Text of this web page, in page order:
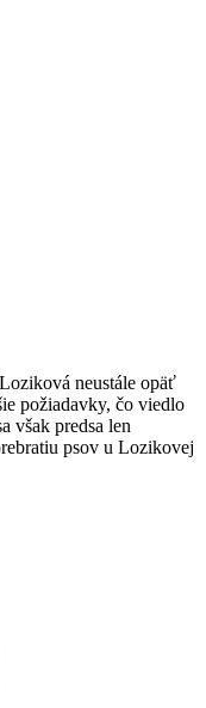
neustále opäť
požiadavky, čo viedlo
však predsa len
psov u Lozikovej